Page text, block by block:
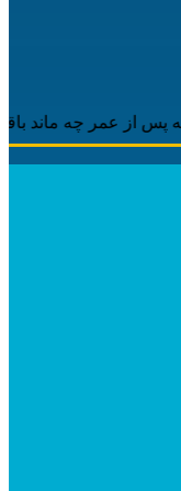
از عمر چه ماند باقی